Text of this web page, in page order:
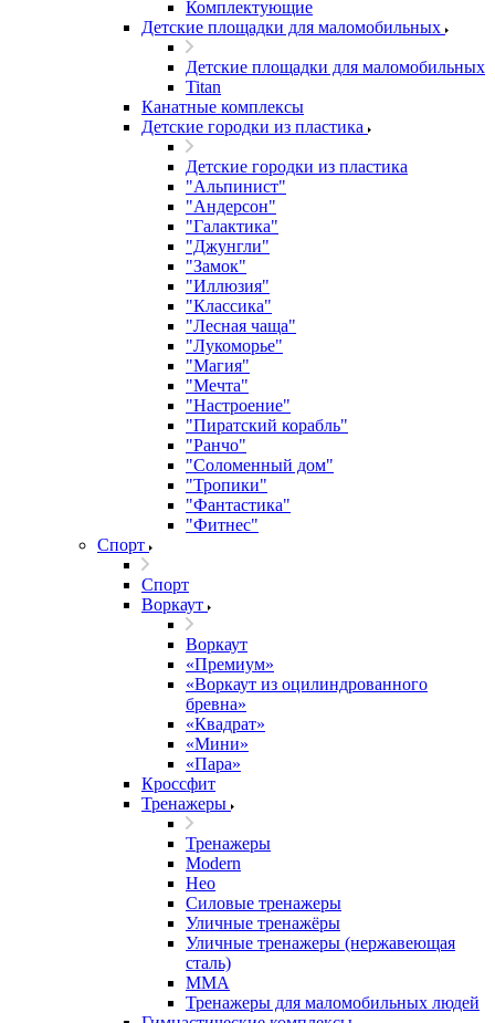
Комплектующие
Детские площадки для маломобильных
Детские площадки для маломобильных
Titan
Канатные комплексы
Детские городки из пластика
Детские городки из пластика
"Альпинист"
"Андерсон"
"Галактика"
"Джунгли"
"Замок"
"Иллюзия"
"Классика"
"Лесная чаща"
"Лукоморье"
"Магия"
"Мечта"
"Настроение"
"Пиратский корабль"
"Ранчо"
"Соломенный дом"
"Тропики"
"Фантастика"
"Фитнес"
Спорт
Спорт
Воркаут
Воркаут
«Премиум»
«Воркаут из оцилиндрованного
бревна»
«Квадрат»
«Мини»
«Пара»
Кроссфит
Тренажеры
Тренажеры
Modern
Нео
Силовые тренажеры
Уличные тренажёры
Уличные тренажеры (нержавеющая
сталь)
ММА
Тренажеры для маломобильных людей